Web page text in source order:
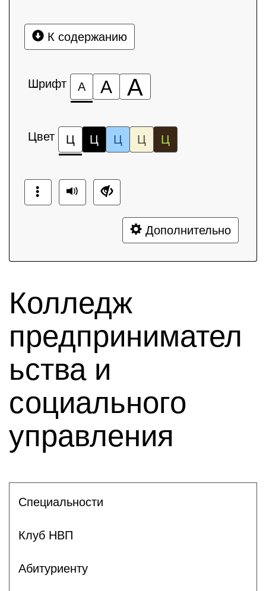
К содержанию
Шрифт А А А
Цвет Ц Ц Ц Ц Ц
Дополнительно
Колледж
предпринимател
ьства и
социального
управления
Специальности
Клуб НВП
Абитуриенту